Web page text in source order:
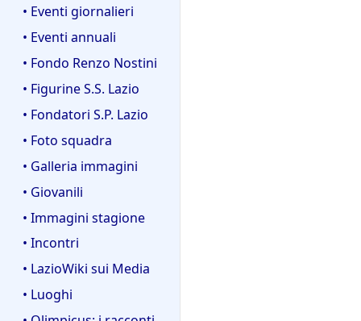
• Eventi giornalieri
• Eventi annuali
• Fondo Renzo Nostini
• Figurine S.S. Lazio
• Fondatori S.P. Lazio
• Foto squadra
• Galleria immagini
• Giovanili
• Immagini stagione
• Incontri
• LazioWiki sui Media
• Luoghi